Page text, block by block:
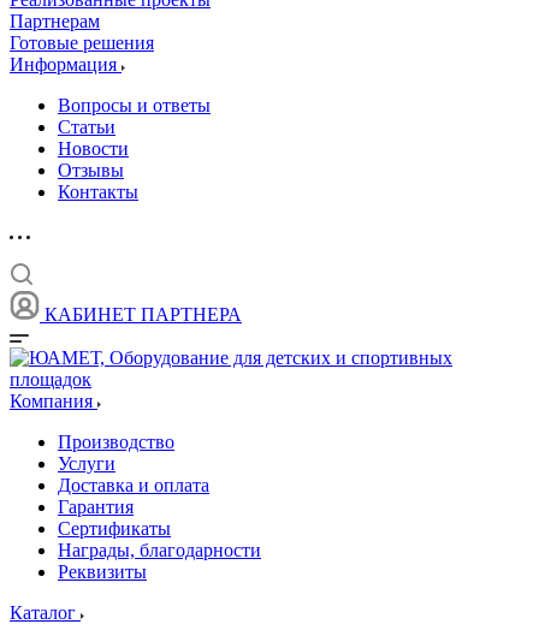
Партнерам
Готовые решения
Информация
Вопросы и ответы
Статьи
Новости
Отзывы
Контакты
КАБИНЕТ ПАРТНЕРА
Компания
Производство
Услуги
Доставка и оплата
Гарантия
Сертификаты
Награды, благодарности
Реквизиты
Каталог